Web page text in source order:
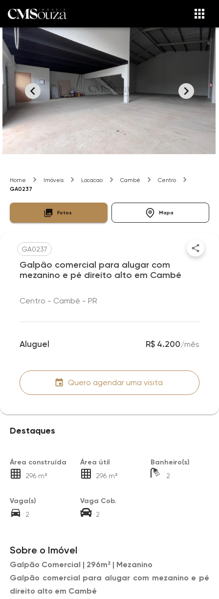
Home Imóveis Locacao Cambé
Centro
GA0237
Fotos Mapa
GA0237
Galpão comercial para alugar com
mezanino e pé direito alto em Cambé
Centro - Cambé - PR
Aluguel R$ 4.200/mês
Quero agendar uma visita
Destaques
Área construída
296 m²
Área útil
296 m²
Banheiro(s)
2
Vaga(s)
2
Vaga Cob.
2
Sobre o Imóvel
Galpão Comercial | 296m² | Mezanino
Galpão comercial para alugar com mezanino e pé
direito alto em Cambé